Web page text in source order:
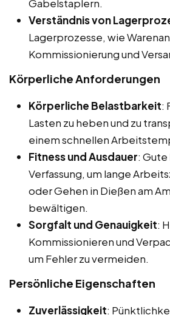
Gabelstaplern.
Verständnis von
Lagerprozesse, wie
Kommissionierung und
Körperliche Anforderungen
Körperliche Belastbarkeit:
Lasten zu heben und zu
einem schnellen
Fitness und Ausdauer:
Verfassung, um lange
oder Gehen in Dießen am
bewältigen.
Sorgfalt und Genauigkeit:
Kommissionieren und
um Fehler zu vermeiden.
Persönliche Eigenschaften
Zuverlässigkeit: